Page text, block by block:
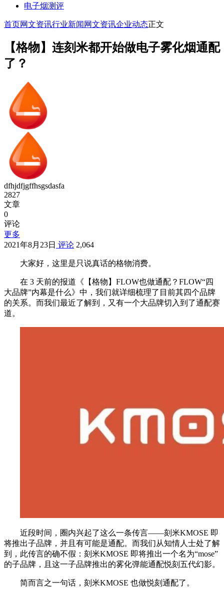
电子烟测评
首页网文资讯行业新闻 网文资讯企业动态正文
【格物】连刻米都开始做电子雾化烟通配
了？
dfhjdfjgffhsgsdasfa
2827
文章
0
评论
更多
2021年8月23日 评论 2,064
大家好，这里是只说真话的格物消费。
在 3 天前的报道《【格物】FLOW也做通配？FLOW“四
大品牌”内幕是什么》中，我们就详细梳理了目前其四个品牌
的关系。而我们最近了解到，又有一个大品牌切入到了通配赛
道。
近段时间，圈内兴起了这么一条传言——刻米KMOSE 即
将推出子品牌，并且有可能是通配。而我们从知情人士处了解
到，此传言的确不假：刻米KMOSE 即将推出一个名为“mose”
的子品牌，且这一子品牌推出的雾化弹能通配悦刻五代幻影。
简而言之一句话，刻米KMOSE 也做悦刻通配了。